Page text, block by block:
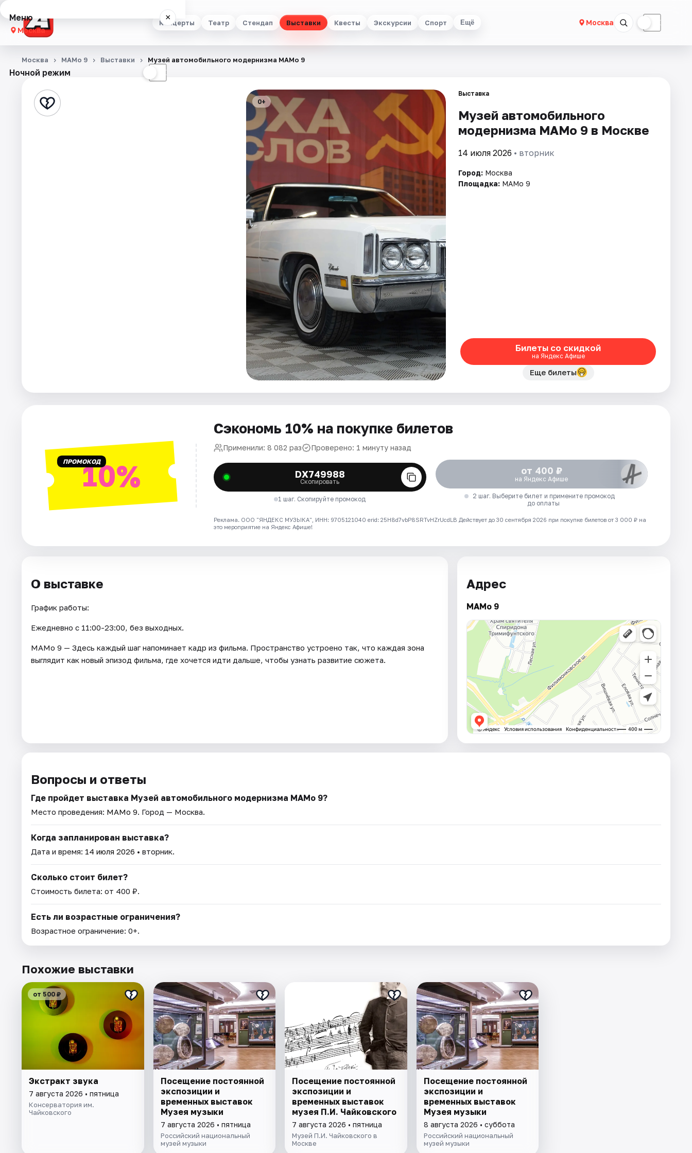
Концерты Театр Стендап Выставки Квесты Экскурсии Спорт Ещё Москва ☾
Меню ×
Москва
Концерты
Стендап
Ночной режим ☾
Москва МАМо 9 Выставки Музей автомобильного модернизма МАМо 9
0+
Выставка
Музей автомобильного
модернизма МАМо 9 в Москве
14 июля 2026 • вторник
Город: Москва
Площадка: МАМо 9
Билеты со скидкой
на Яндекс Афише
Еще билеты
ПРОМОКОД10%
Сэкономь 10% на покупке билетов
Применили: 8 082 раз Проверено: 1 минуту назад
DX749988
Скопировать
1 шаг. Скопируйте промокод
от 400 ₽
на Яндекс Афише
2 шаг. Выберите билет и примените промокод
до оплаты
Реклама. ООО "ЯНДЕКС МУЗЫКА", ИНН: 9705121040 erid: 25H8d7vbP8SRTvHZrUcdLB Действует до 30 сентября 2026 при покупке билетов от 3 000 ₽ на
это мероприятие на Яндекс Афише!
О выставке
График работы:
Ежедневно с 11:00-23:00, без выходных.
МАМо 9 — Здесь каждый шаг напоминает кадр из фильма. Пространство устроено так, что каждая зона
выглядит как новый эпизод фильма, где хочется идти дальше, чтобы узнать развитие сюжета.
Адрес
МАМо 9
Вопросы и ответы
Где пройдет выставка Музей автомобильного модернизма МАМо 9?
Место проведения: МАМо 9. Город — Москва.
Когда запланирован выставка?
Дата и время: 14 июля 2026 • вторник.
Сколько стоит билет?
Стоимость билета: от 400 ₽.
Есть ли возрастные ограничения?
Возрастное ограничение: 0+.
Похожие выставки
от 500 ₽
Экстракт звука
7 августа 2026 • пятница
Консерватория им.
Чайковского
Посещение постоянной
экспозиции и
временных выставок
Музея музыки
7 августа 2026 • пятница
Российский национальный
музей музыки
Посещение постоянной
экспозиции и
временных выставок
музея П.И. Чайковского
7 августа 2026 • пятница
Музей П.И. Чайковского в
Москве
Посещение постоянной
экспозиции и
временных выставок
Музея музыки
8 августа 2026 • суббота
Российский национальный
музей музыки